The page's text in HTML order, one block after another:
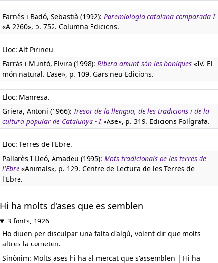
Farnés i Badó, Sebastià (1992): Paremiologia catalana comparada I
«A 2260», p. 752. Columna Edicions.
Lloc: Alt Pirineu.
Farràs i Muntó, Elvira (1998): Ribera amunt són les boniques «IV. El
món natural. L'ase», p. 109. Garsineu Edicions.
Lloc: Manresa.
Griera, Antoni (1966): Tresor de la llengua, de les tradicions i de la
cultura popular de Catalunya - I«Ase», p. 319. Edicions Polígrafa.
Lloc: Terres de l'Ebre.
Pallarès I Lleó, Amadeu (1995): Mots tradicionals de les terres de
l'Ebre «Animals», p. 129. Centre de Lectura de les Terres de
l'Ebre.
Hi ha molts d'ases que es semblen
3 fonts, 1926.
Ho diuen per disculpar una falta d'algú, volent dir que molts
altres la cometen.
Sinònim: Molts ases hi ha al mercat que s'assemblen | Hi ha